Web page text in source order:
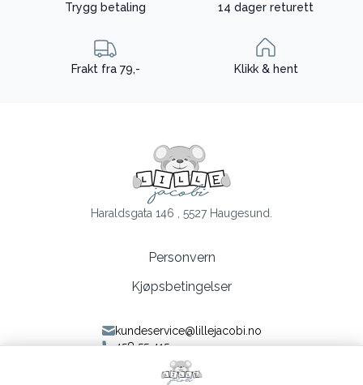
Trygg betaling 14 dager returett
Frakt fra 79,- Klikk & hent
Haraldsgata 146 , 5527 Haugesund.
Personvern
Kjøpsbetingelser
kundeservice@lillejacobi.no
458 55 415
Følg oss på Facebook
Følg oss på Instagram